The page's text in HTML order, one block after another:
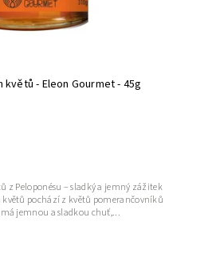
- Eleon Gourmet - 45g
z Peloponésu – sladký a jemný zážitek
květů pochází z květů pomerančovníků
jemnou a sladkou chuť,...